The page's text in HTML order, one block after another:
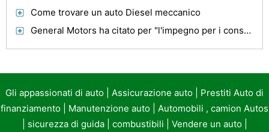
Come trovare un auto Diesel meccanico
General Motors ha citato per "l'impegno per i consumatori"
Gli appassionati di auto Assicurazione auto
Prestiti Auto di
finanziamento
Manutenzione auto
Automobili , camion Autos
sicurezza di guida| combustibili Vendere un auto|